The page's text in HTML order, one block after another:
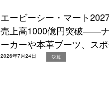
エービーシー・マート
売上高1000億円突破――
ーカーや本革ブーツ、ス
2026年7月24日 決算